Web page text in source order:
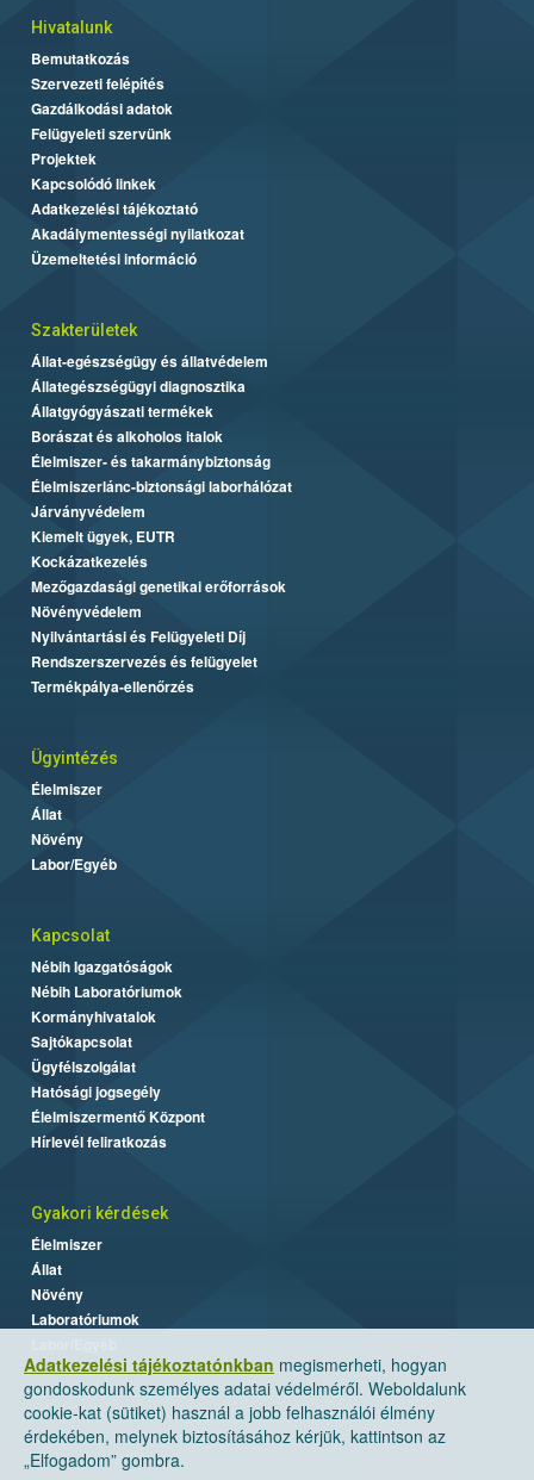
Adatkezelési tájékoztatónkban megismerheti, hogyan
gondoskodunk személyes adatai védelméről. Weboldalunk
cookie-kat (sütiket) használ a jobb felhasználói élmény
érdekében, melynek biztosításához kérjük, kattintson az
„Elfogadom” gombra.
Hivatalunk
Bemutatkozás
Szervezeti felépítés
Gazdálkodási adatok
Felügyeleti szervünk
Projektek
Kapcsolódó linkek
Adatkezelési tájékoztató
Akadálymentességi nyilatkozat
Üzemeltetési információ
Szakterületek
Állat-egészségügy és állatvédelem
Állategészségügyi diagnosztika
Állatgyógyászati termékek
Borászat és alkoholos italok
Élelmiszer- és takarmánybiztonság
Élelmiszerlánc-biztonsági laborhálózat
Járványvédelem
Kiemelt ügyek, EUTR
Kockázatkezelés
Mezőgazdasági genetikai erőforrások
Növényvédelem
Nyilvántartási és Felügyeleti Díj
Rendszerszervezés és felügyelet
Termékpálya-ellenőrzés
Ügyintézés
Élelmiszer
Állat
Növény
Labor/Egyéb
Kapcsolat
Nébih Igazgatóságok
Nébih Laboratóriumok
Kormányhivatalok
Sajtókapcsolat
Ügyfélszolgálat
Hatósági jogsegély
Élelmiszermentő Központ
Hírlevél feliratkozás
Gyakori kérdések
Élelmiszer
Állat
Növény
Laboratóriumok